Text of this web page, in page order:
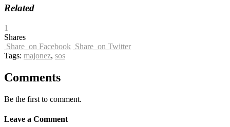
Related
1
Shares
Share on Facebook Share on Twitter
Tags: majonez, sos
Comments
Be the first to comment.
Leave a Comment